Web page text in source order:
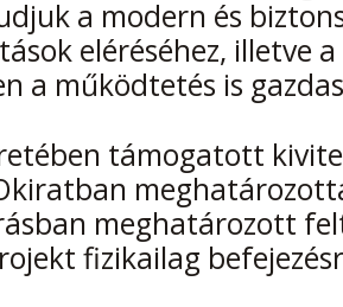
a modern és
eléréséhez, illetve
a működtetés is
támogatott
meghatározott
fizikailag